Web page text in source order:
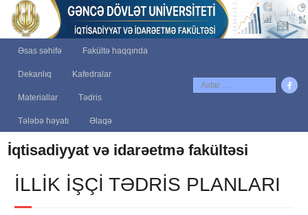
Əsas səhifə Fakültə haqqında
Dekanlıq Kafedralar
Materiallar Tədris
Tələbə həyatı Əlaqə
İqtisadiyyat və idarəetmə fakültəsi
İLLIK IŞÇI TƏDRIS PLANLARI